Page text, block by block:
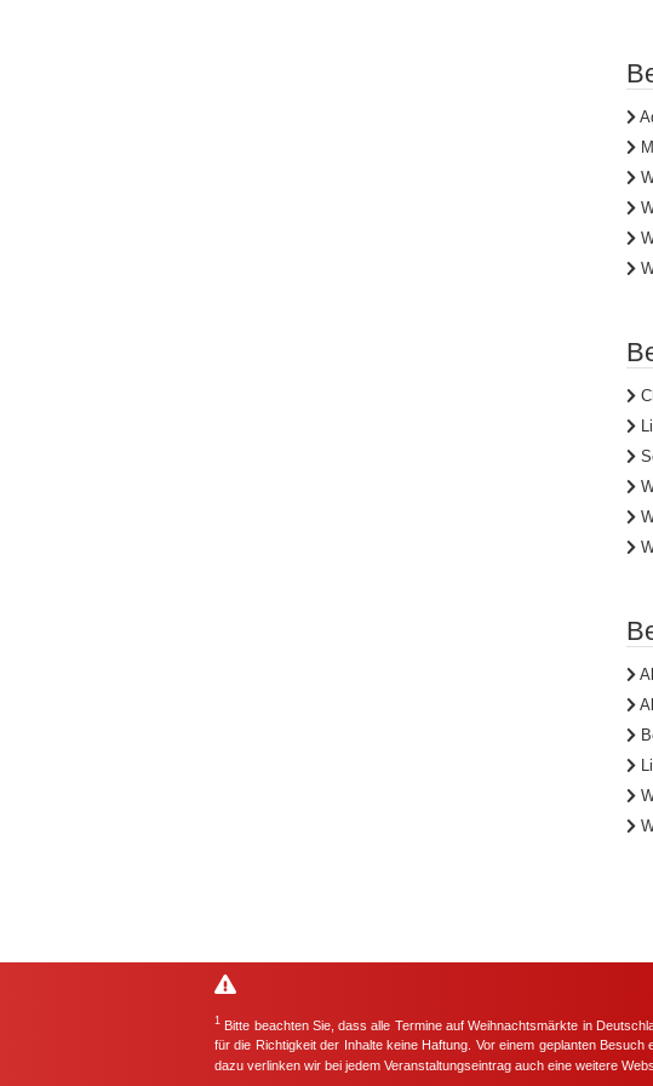
1 Bitte beachten Sie, dass alle Termine auf Weihnachtsmärkte in
für die Richtigkeit der Inhalte keine Haftung. Vor einem geplanten
dazu verlinken wir bei jedem Veranstaltungseintrag auch eine weitere